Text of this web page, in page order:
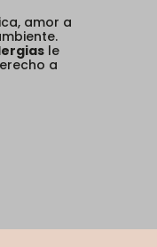
amor a
le
a